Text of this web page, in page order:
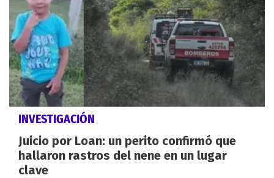
INVESTIGACIÓN
Juicio por Loan: un perito confirmó que
hallaron rastros del nene en un lugar
clave